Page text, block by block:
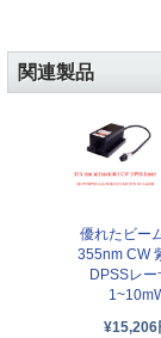
関連製品
優れたビー
355nm CW
DPSSレー
¥15,206